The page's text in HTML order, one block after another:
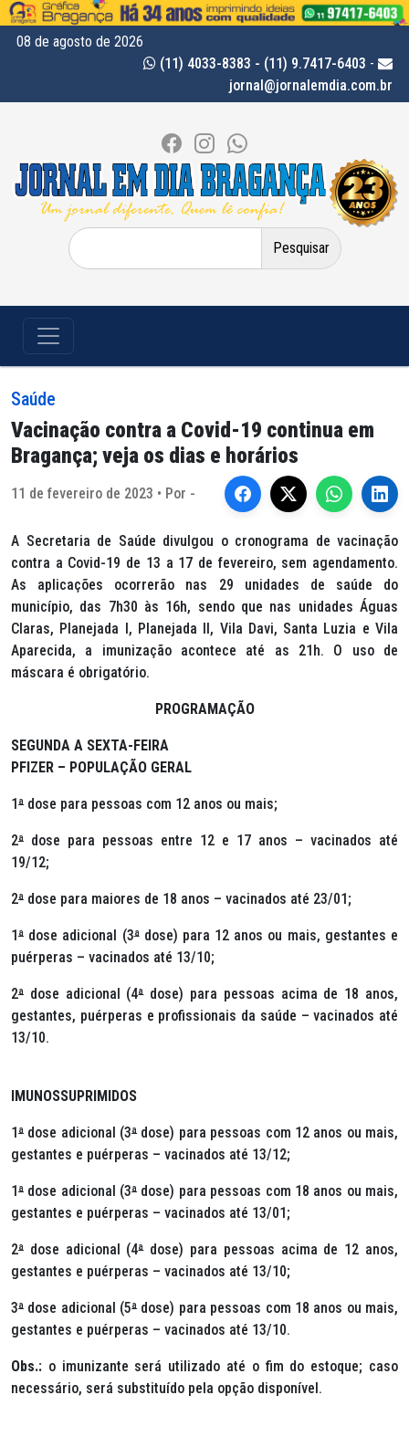
08 de agosto de 2026
(11) 4033-8383 - (11) 9.7417-6403 -
jornal@jornalemdia.com.br
Pesquisar
por:
Saúde
Vacinação contra a Covid-19 continua em
Bragança; veja os dias e horários
11 de fevereiro de 2023 • Por -
A Secretaria de Saúde divulgou o cronograma de vacinação
contra a Covid-19 de 13 a 17 de fevereiro, sem agendamento.
As aplicações ocorrerão nas 29 unidades de saúde do
município, das 7h30 às 16h, sendo que nas unidades Águas
Claras, Planejada I, Planejada II, Vila Davi, Santa Luzia e Vila
Aparecida, a imunização acontece até as 21h. O uso de
máscara é obrigatório.
PROGRAMAÇÃO
SEGUNDA A SEXTA-FEIRA
PFIZER – POPULAÇÃO GERAL
1ª dose para pessoas com 12 anos ou mais;
2ª dose para pessoas entre 12 e 17 anos – vacinados até
19/12;
2ª dose para maiores de 18 anos – vacinados até 23/01;
1ª dose adicional (3ªdose) para 12 anos ou mais, gestantes e
puérperas – vacinados até 13/10;
2ª dose adicional (4ªdose) para pessoas acima de 18 anos,
gestantes, puérperas e profissionais da saúde – vacinados até
13/10.
IMUNOSSUPRIMIDOS
1ª dose adicional (3ª dose) para pessoas com 12 anos ou mais,
gestantes e puérperas – vacinados até 13/12;
1ª dose adicional (3ª dose) para pessoas com 18 anos ou mais,
gestantes e puérperas – vacinados até 13/01;
2ª dose adicional (4ªdose) para pessoas acima de 12 anos,
gestantes e puérperas – vacinados até 13/10;
3ª dose adicional (5ª dose) para pessoas com 18 anos ou mais,
gestantes e puérperas – vacinados até 13/10.
Obs.: o imunizante será utilizado até o fim do estoque; caso
necessário, será substituído pela opção disponível.